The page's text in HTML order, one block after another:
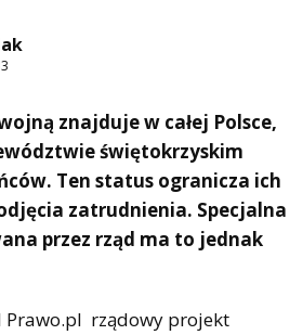
znajduje w całej Polsce,
świętokrzyskim
Ten status ogranicza ich
zatrudnienia. Specjalna
przez rząd ma to jednak
rządowy projekt